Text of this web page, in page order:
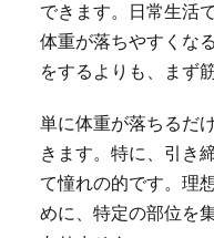
できます。日常生活
体重が落ちやすくな
をするよりも、まず
単に体重が落ちるだ
きます。特に、引き
て憧れの的です。理
めに、特定の部位を